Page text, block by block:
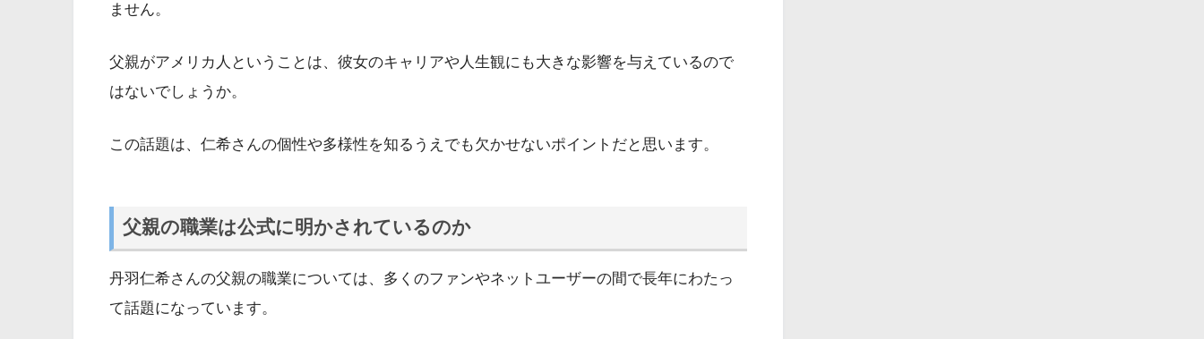
ません。
父親がアメリカ人ということは、彼女のキャリアや人生観にも大きな影響を与えているので
はないでしょうか。
この話題は、仁希さんの個性や多様性を知るうえでも欠かせないポイントだと思います。
父親の職業は公式に明かされているのか
丹羽仁希さんの父親の職業については、多くのファンやネットユーザーの間で長年にわたっ
て話題になっています。